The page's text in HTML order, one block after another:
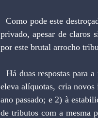
  Como pode este destroçado sistema tributário extrair parcelas crescentes da renda gerada pelo setor
privado, apesar de claros
por este brutal arrocho
eleva alíquotas, cria
ano passado; e 2) à
de tributos com a mesma